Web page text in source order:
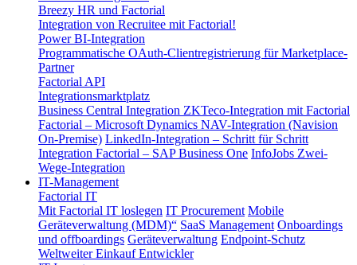
Breezy HR und Factorial
Integration von Recruitee mit Factorial!
Power BI-Integration
Programmatische OAuth-Clientregistrierung für Marketplace-
Partner
Factorial API
Integrationsmarktplatz
Business Central Integration ZKTeco-Integration mit Factorial
Factorial – Microsoft Dynamics NAV-Integration (Navision
On-Premise) LinkedIn-Integration – Schritt für Schritt
Integration Factorial – SAP Business One InfoJobs Zwei-
Wege-Integration
IT-Management
Factorial IT
Mit Factorial IT loslegen IT Procurement Mobile
Geräteverwaltung (MDM)“ SaaS Management Onboardings
und offboardings Geräteverwaltung Endpoint-Schutz
Weltweiter EinkaufEntwickler